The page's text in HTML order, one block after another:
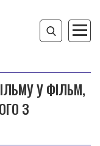
У ФІЛЬМ,
З